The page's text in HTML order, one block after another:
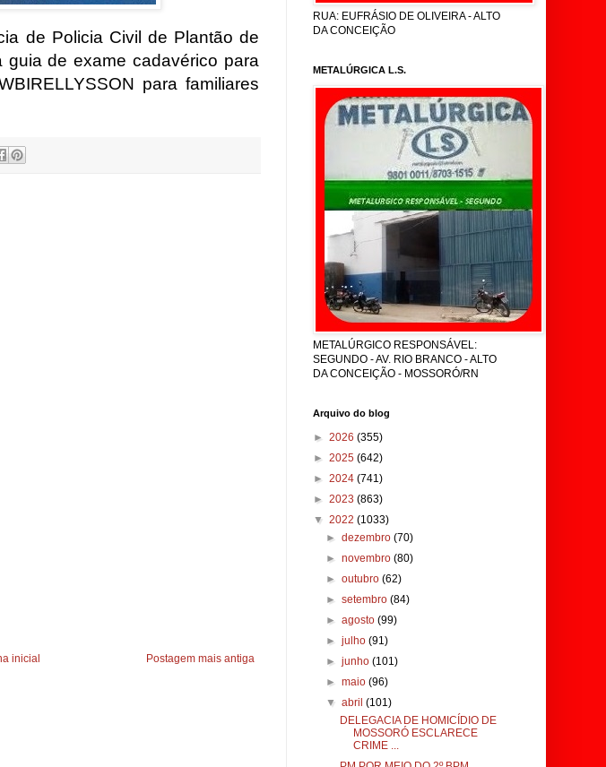
de Policia Civil de Plantão de
de exame cadavérico para
para familiares
Postagem mais antiga
inicial
RUA: EUFRÁSIO DE OLIVEIRA - ALTO
DA CONCEIÇÃO
METALÚRGICA L.S.
METALÚRGICO RESPONSÁVEL:
SEGUNDO - AV. RIO BRANCO - ALTO
DA CONCEIÇÃO - MOSSORÓ/RN
Arquivo do blog
► 2026 (355)
► 2025 (642)
► 2024 (741)
► 2023 (863)
▼ 2022 (1033)
►dezembro(70)
►novembro(80)
►outubro(62)
►setembro(84)
►agosto(99)
►julho(91)
►junho(101)
►maio(96)
▼abril(101)
DELEGACIA DE HOMICÍDIO DE
MOSSORÓ ESCLARECE
CRIME ...